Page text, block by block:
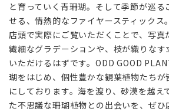
と育っていく青珊瑚。そして季節が巡
せる、情熱的なファイヤースティックス
店頭で実際にご覧いただくことで、写真
繊細なグラデーションや、枝が織りなす
いただけるはずです。ODD GOOD
瑚をはじめ、個性豊かな観葉植物たちが
にしております。海を渡り、砂漠を越え
た不思議な珊瑚植物との出会いを、ぜひ